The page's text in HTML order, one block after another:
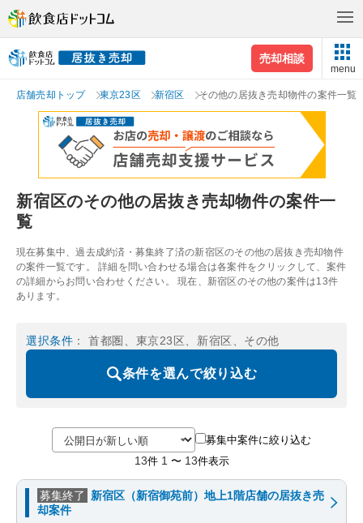
売却相談
menu
店舗売却トップ 東京23区 新宿区 その他の居抜き売却物件の案件一覧
新宿区のその他の居抜き売却物件の案件一
覧
現在募集中、過去成約済・募集終了済の新宿区のその他の居抜き売却物件
の案件一覧です。 詳細を問い合わせる場合は各案件をクリックして、案件
の詳細からお問い合わせください。 現在、新宿区のその他の案件は13件
あります。
選択条件 ： 首都圏、東京23区、新宿区、その他
条件を選んで絞り込む
募集中案件に絞り込む
13件 1 〜 13件表示
募集終了
新宿区（新宿御苑前）地上1階店舗の居抜き売
却案件